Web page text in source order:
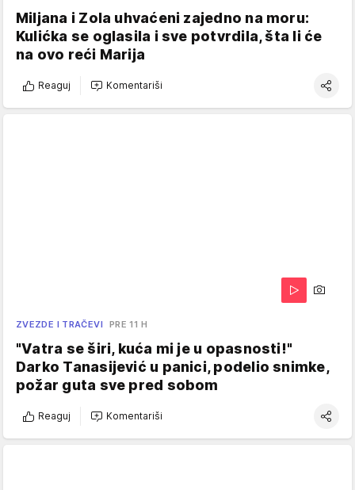
Miljana i Zola uhvaćeni zajedno na moru:
Kulićka se oglasila i sve potvrdila, šta li će
na ovo reći Marija
Reaguj Komentariši
ZVEZDE I TRAČEVI PRE 11 H
"Vatra se širi, kuća mi je u opasnosti!"
Darko Tanasijević u panici, podelio snimke,
požar guta sve pred sobom
Reaguj Komentariši